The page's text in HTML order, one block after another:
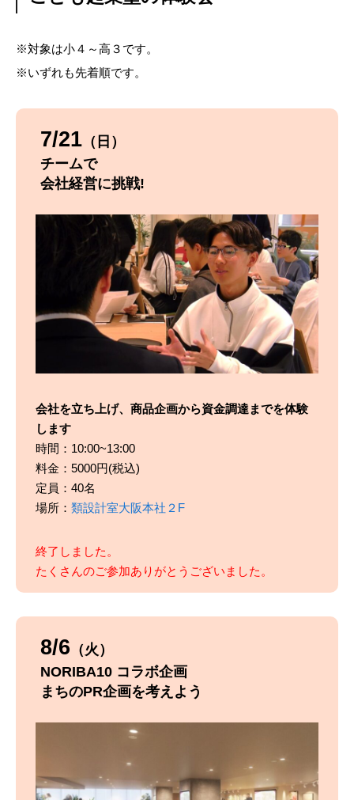
※対象は小４～高３です。
※いずれも先着順です。
7/21 （日）
チームで
会社経営に挑戦!
会社を立ち上げ、商品企画から資金調達までを体験
します
時間：10:00~13:00
料金：5000円(税込)
定員：40名
場所： 類設計室大阪本社２F
終了しました。
たくさんのご参加ありがとうございました。
8/6 （火）
NORIBA10 コラボ企画
まちのPR企画を考えよう